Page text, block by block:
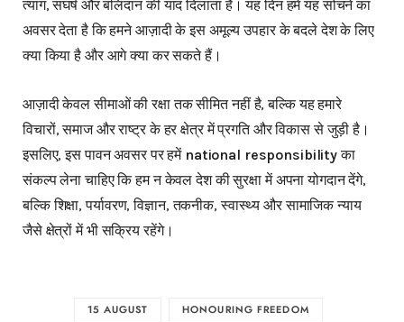
त्याग, संघर्ष और बलिदान की याद दिलाता है। यह दिन हमें यह सोचने का
अवसर देता है कि हमने आज़ादी के इस अमूल्य उपहार के बदले देश के लिए
क्या किया है और आगे क्या कर सकते हैं।
आज़ादी केवल सीमाओं की रक्षा तक सीमित नहीं है, बल्कि यह हमारे
विचारों, समाज और राष्ट्र के हर क्षेत्र में प्रगति और विकास से जुड़ी है।
इसलिए, इस पावन अवसर पर हमें national responsibilityका
संकल्प लेना चाहिए कि हम न केवल देश की सुरक्षा में अपना योगदान देंगे,
बल्कि शिक्षा, पर्यावरण, विज्ञान, तकनीक, स्वास्थ्य और सामाजिक न्याय
जैसे क्षेत्रों में भी सक्रिय रहेंगे।
15 AUGUST HONOURING FREEDOM